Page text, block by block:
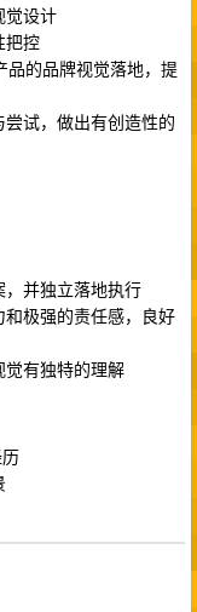
觉设计
把控
品的品牌视觉落地，提
试，做出有创造性的
并独立落地执行
极强的责任感，良好
有独特的理解